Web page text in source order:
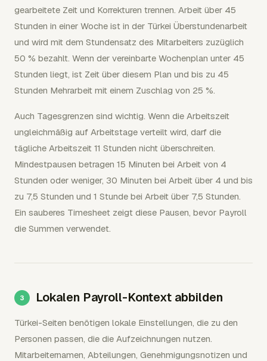
gearbeitete Zeit und Korrekturen trennen. Arbeit über 45
Stunden in einer Woche ist in der Türkei Überstundenarbeit
und wird mit dem Stundensatz des Mitarbeiters zuzüglich
50 % bezahlt. Wenn der vereinbarte Wochenplan unter 45
Stunden liegt, ist Zeit über diesem Plan und bis zu 45
Stunden Mehrarbeit mit einem Zuschlag von 25 %.
Auch Tagesgrenzen sind wichtig. Wenn die Arbeitszeit
ungleichmäßig auf Arbeitstage verteilt wird, darf die
tägliche Arbeitszeit 11 Stunden nicht überschreiten.
Mindestpausen betragen 15 Minuten bei Arbeit von 4
Stunden oder weniger, 30 Minuten bei Arbeit über 4 und bis
zu 7,5 Stunden und 1 Stunde bei Arbeit über 7,5 Stunden.
Ein sauberes Timesheet zeigt diese Pausen, bevor Payroll
die Summen verwendet.
Lokalen Payroll-Kontext abbilden
Türkei-Seiten benötigen lokale Einstellungen, die zu den
Personen passen, die die Aufzeichnungen nutzen.
Mitarbeiternamen, Abteilungen, Genehmigungsnotizen und